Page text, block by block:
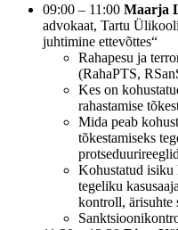
09:00 – 11:00 Maarja
advokaat, Tartu
juhtimine ettevõttes“
Rahapesu ja
(RahaPTS,
Kes on
rahastamise
Mida peab
tõkestamiseks
Kohustatud isiku
tegeliku
kontroll, ärisuhte